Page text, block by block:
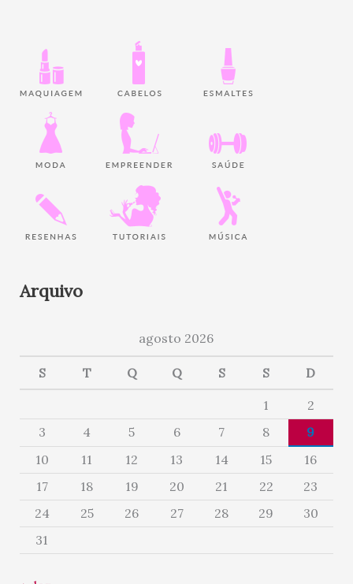
Arquivo
agosto 2026
S T Q Q S S D
1
2
3
4 5 6 7 8
9
10
11 12 13 14 15
16
17
18 19 20 21 22
23
24
25 26 27 28 29
30
31